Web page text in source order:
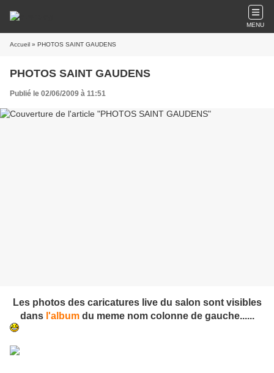
MENU
Accueil » PHOTOS SAINT GAUDENS
PHOTOS SAINT GAUDENS
Publié le 02/06/2009 à 11:51
Les photos des caricatures live du salon sont visibles
dans l'albumdu meme nom colonne de gauche......